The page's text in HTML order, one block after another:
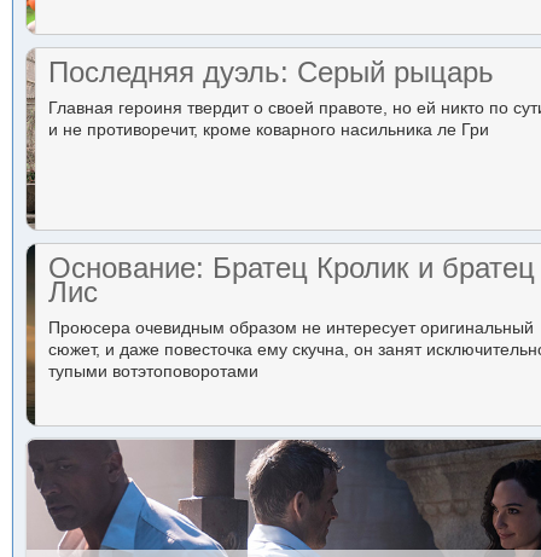
Последняя дуэль: Серый рыцарь
Главная героиня твердит о своей правоте, но ей никто по
и не противоречит, кроме коварного насильника ле Гри
Основание: Братец Кролик и братец
Лис
Проюсера очевидным образом не интересует оригинальный
сюжет, и даже повесточка ему скучна, он занят
тупыми вотэтоповоротами